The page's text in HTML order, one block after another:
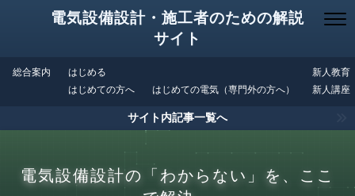
電気設備設計・施工者のための解説
サイト
総合案内
はじめる
はじめての方へ
はじめての電気（専門外の方へ）
新人教育
新人講座
サイト内記事一覧へ
電気設備設計の「わからない」を、ここ